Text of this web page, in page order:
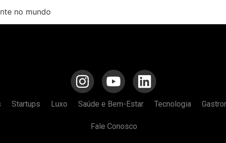
no mundo
Startups Luxo Saúde e Bem-Estar Tecnologia
Fale Conosco